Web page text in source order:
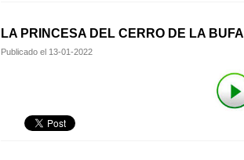
LA PRINCESA DEL CERRO DE LA BUFA
Publicado el 13-01-2022